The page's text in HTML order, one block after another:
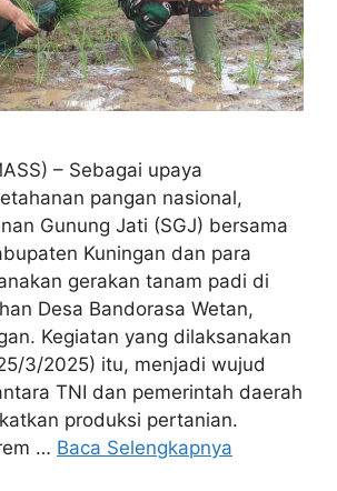
– Sebagai upaya
pangan nasional,
Gunung Jati (SGJ) bersama
Kuningan dan para
gerakan tanam padi di
Desa Bandorasa Wetan,
Kegiatan yang dilaksanakan
3/2025) itu, menjadi wujud
TNI dan pemerintah daerah
produksi pertanian.
… Baca Selengkapnya